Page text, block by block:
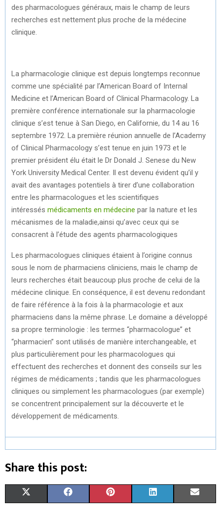
des pharmacologues généraux, mais le champ de leurs
recherches est nettement plus proche de la médecine
clinique.
La pharmacologie clinique est depuis longtemps reconnue
comme une spécialité par l’American Board of Internal
Medicine et l’American Board of Clinical Pharmacology. La
première conférence internationale sur la pharmacologie
clinique s’est tenue à San Diego, en Californie, du 14 au 16
septembre 1972. La première réunion annuelle de l’Academy
of Clinical Pharmacology s’est tenue en juin 1973 et le
premier président élu était le Dr Donald J. Senese du New
York University Medical Center. Il est devenu évident qu’il y
avait des avantages potentiels à tirer d’une collaboration
entre les pharmacologues et les scientifiques
intéressés médicaments en médecine par la nature et les
mécanismes de la maladie,ainsi qu’avec ceux qui se
consacrent à l’étude des agents pharmacologiques
Les pharmacologues cliniques étaient à l’origine connus
sous le nom de pharmaciens cliniciens, mais le champ de
leurs recherches était beaucoup plus proche de celui de la
médecine clinique. En conséquence, il est devenu redondant
de faire référence à la fois à la pharmacologie et aux
pharmaciens dans la même phrase. Le domaine a développé
sa propre terminologie : les termes “pharmacologue” et
“pharmacien” sont utilisés de manière interchangeable, et
plus particulièrement pour les pharmacologues qui
effectuent des recherches et donnent des conseils sur les
régimes de médicaments ; tandis que les pharmacologues
cliniques ou simplement les pharmacologues (par exemple)
se concentrent principalement sur la découverte et le
développement de médicaments.
Share this post: